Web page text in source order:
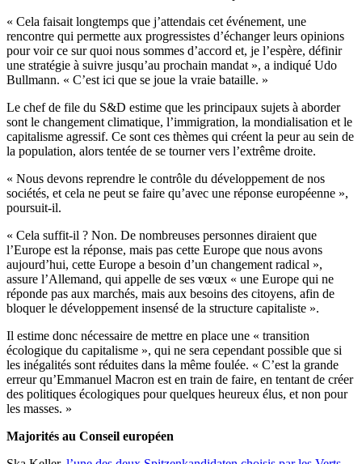
« Cela faisait longtemps que j’attendais cet événement, une
rencontre qui permette aux progressistes d’échanger leurs opinions
pour voir ce sur quoi nous sommes d’accord et, je l’espère, définir
une stratégie à suivre jusqu’au prochain mandat », a indiqué Udo
Bullmann. « C’est ici que se joue la vraie bataille. »
Le chef de file du S&D estime que les principaux sujets à aborder
sont le changement climatique, l’immigration, la mondialisation et le
capitalisme agressif. Ce sont ces thèmes qui créent la peur au sein de
la population, alors tentée de se tourner vers l’extrême droite.
« Nous devons reprendre le contrôle du développement de nos
sociétés, et cela ne peut se faire qu’avec une réponse européenne »,
poursuit-il.
« Cela suffit-il ? Non. De nombreuses personnes diraient que
l’Europe est la réponse, mais pas cette Europe que nous avons
aujourd’hui, cette Europe a besoin d’un changement radical »,
assure l’Allemand, qui appelle de ses vœux « une Europe qui ne
réponde pas aux marchés, mais aux besoins des citoyens, afin de
bloquer le développement insensé de la structure capitaliste ».
Il estime donc nécessaire de mettre en place une « transition
écologique du capitalisme », qui ne sera cependant possible que si
les inégalités sont réduites dans la même foulée. « C’est la grande
erreur qu’Emmanuel Macron est en train de faire, en tentant de créer
des politiques écologiques pour quelques heureux élus, et non pour
les masses. »
Majorités au Conseil européen